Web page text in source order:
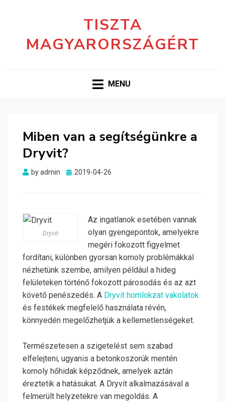
TISZTA
MAGYARORSZÁGÉRT
MENU
Miben van a segítségünkre a
Dryvit?
byadmin
Posted
2019-04-26
Dryvit
Az ingatlanok esetében vannak
olyan gyengepontok, amelyekre
megéri fokozott figyelmet
fordítani, különben gyorsan komoly problémákkal
nézhetünk szembe, amilyen például a hideg
felületeken történő fokozott párosodás és az azt
követő penészedés. A Dryvit homlokzat vakolatok
és festékek megfelelő használata révén,
könnyedén megelőzhetjük a kellemetlenségeket.
Természetesen a szigetelést sem szabad
elfelejteni, ugyanis a betonkoszorúk mentén
komoly hőhidak képződnek, amelyek aztán
éreztetik a hatásukat. A Dryvit alkalmazásával a
felmerült helyzetekre van megoldás. A